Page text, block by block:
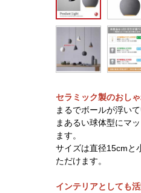
セラミック製のおし
まるでボールが浮い
まあるい球体型にマ
ます。
サイズは直径15cmと
ただけます。
インテリアとしても